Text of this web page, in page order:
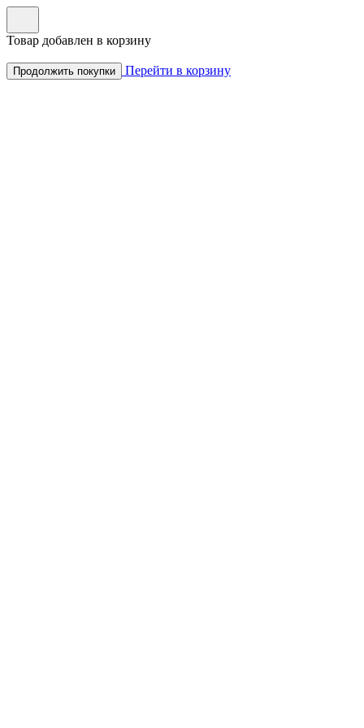
Товар добавлен в корзину
Продолжить покупки Перейти в корзину